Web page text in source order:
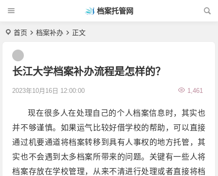
档案托管网
首页 档案补办 正文
长江大学档案补办流程是怎样的？
2023年10月16日 12:00:00 1,461
现在很多人在处理自己的个人档案信息时，其实也
并不够谨慎。如果运气比较好借学校的帮助，可以直接
通过机要通道将档案转移到具有人事权的地方托管，其
实也不会遇到太多档案所带来的问题。关键有一些人将
档案存放在学校管理，从来不清进行处理或者直接将档